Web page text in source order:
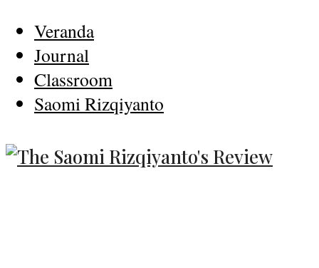
Veranda
Journal
Classroom
Saomi Rizqiyanto